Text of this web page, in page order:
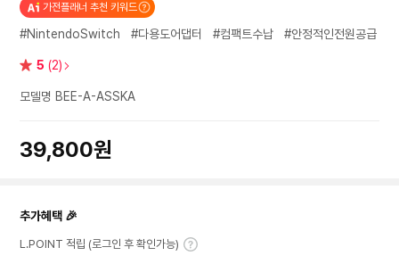
가전플래너 추천 키워드
#NintendoSwitch #다용도어댑터 #컴팩트수납 #안정적인전원공급
별 5 (2)
모델명 BEE-A-ASSKA
39,800원
추가혜택 🎉
L.POINT 적립 (로그인 후 확인가능)